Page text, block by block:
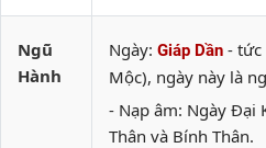
Ngũ
Hành
Ngày: Giáp Dần - tức
Mộc), ngày này là
- Nạp âm: Ngày Đại
Thân và Bính Thân.